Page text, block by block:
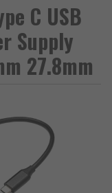
C USB
Supply
27.8mm